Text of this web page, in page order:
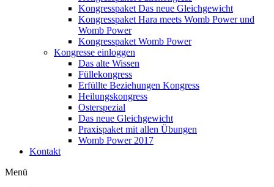
Kongresspaket Das neue Gleichgewicht
Kongresspaket Hara meets Womb Power und
Womb Power
Kongresspaket Womb Power
Kongresse einloggen
Das alte Wissen
Füllekongress
Erfüllte Beziehungen Kongress
Heilungskongress
Osterspezial
Das neue Gleichgewicht
Praxispaket mit allen Übungen
Womb Power 2017
Kontakt
Menü